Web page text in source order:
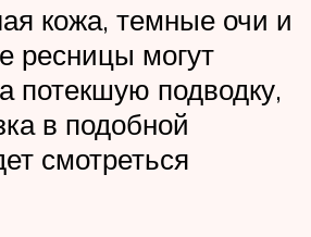
кожа, темные очи и
ресницы могут
потекшую подводку,
в подобной
смотреться